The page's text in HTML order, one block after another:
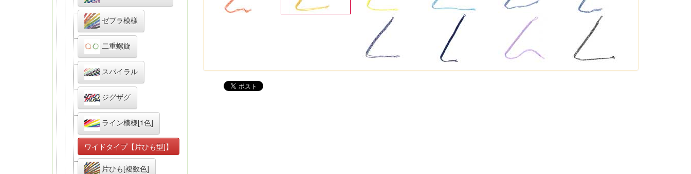
ゼブラ模様
二重螺旋
スパイラル
ジグザグ
ライン模様[1色]
ワイドタイプ【片ひも型]】
片ひも[複数色]